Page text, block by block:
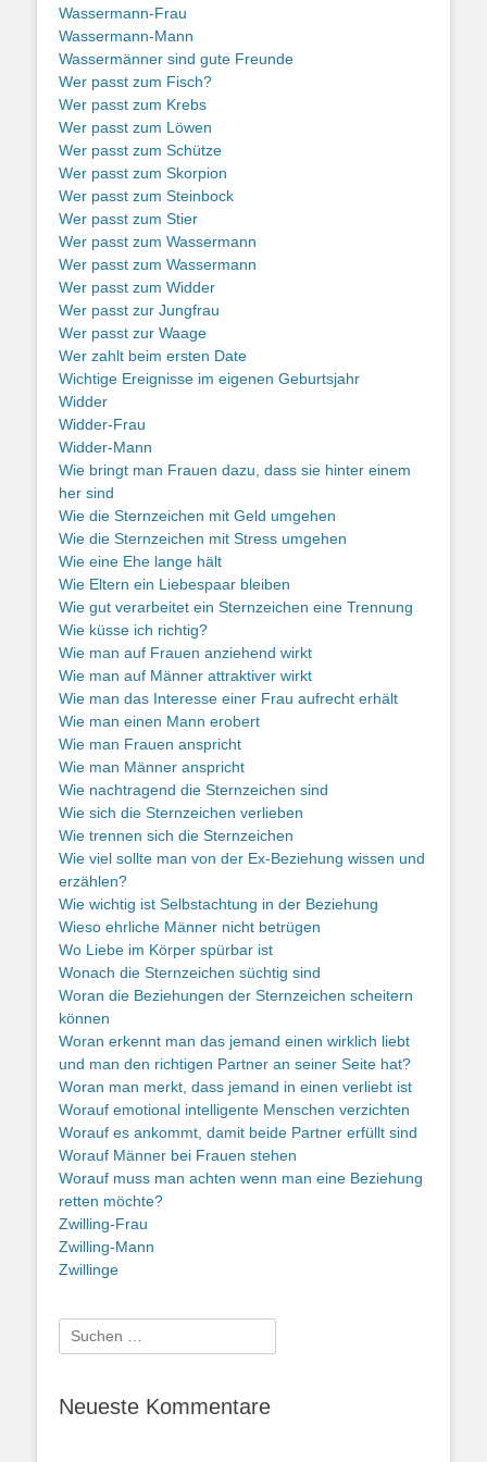
Wassermann-Frau
Wassermann-Mann
Wassermänner sind gute Freunde
Wer passt zum Fisch?
Wer passt zum Krebs
Wer passt zum Löwen
Wer passt zum Schütze
Wer passt zum Skorpion
Wer passt zum Steinbock
Wer passt zum Stier
Wer passt zum Wassermann
Wer passt zum Wassermann
Wer passt zum Widder
Wer passt zur Jungfrau
Wer passt zur Waage
Wer zahlt beim ersten Date
Wichtige Ereignisse im eigenen Geburtsjahr
Widder
Widder-Frau
Widder-Mann
Wie bringt man Frauen dazu, dass sie hinter einem
her sind
Wie die Sternzeichen mit Geld umgehen
Wie die Sternzeichen mit Stress umgehen
Wie eine Ehe lange hält
Wie Eltern ein Liebespaar bleiben
Wie gut verarbeitet ein Sternzeichen eine Trennung
Wie küsse ich richtig?
Wie man auf Frauen anziehend wirkt
Wie man auf Männer attraktiver wirkt
Wie man das Interesse einer Frau aufrecht erhält
Wie man einen Mann erobert
Wie man Frauen anspricht
Wie man Männer anspricht
Wie nachtragend die Sternzeichen sind
Wie sich die Sternzeichen verlieben
Wie trennen sich die Sternzeichen
Wie viel sollte man von der Ex-Beziehung wissen und
erzählen?
Wie wichtig ist Selbstachtung in der Beziehung
Wieso ehrliche Männer nicht betrügen
Wo Liebe im Körper spürbar ist
Wonach die Sternzeichen süchtig sind
Woran die Beziehungen der Sternzeichen scheitern
können
Woran erkennt man das jemand einen wirklich liebt
und man den richtigen Partner an seiner Seite hat?
Woran man merkt, dass jemand in einen verliebt ist
Worauf emotional intelligente Menschen verzichten
Worauf es ankommt, damit beide Partner erfüllt sind
Worauf Männer bei Frauen stehen
Worauf muss man achten wenn man eine Beziehung
retten möchte?
Zwilling-Frau
Zwilling-Mann
Zwillinge
Suche
nach:
Neueste Kommentare